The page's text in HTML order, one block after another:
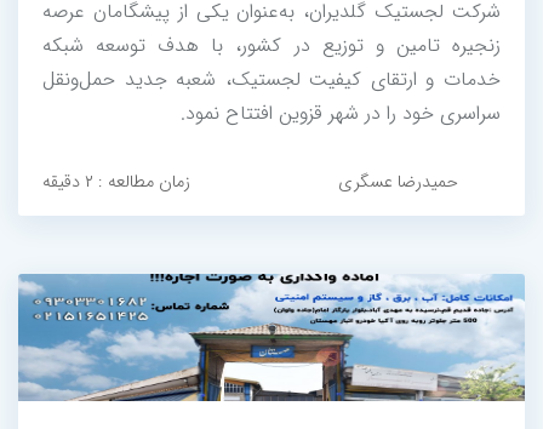
شرکت لجستیک گلدیران، به‌عنوان یکی از پیشگامان عرصه
زنجیره تامین و توزیع در کشور، با هدف توسعه شبکه
خدمات و ارتقای کیفیت لجستیک، شعبه جدید حمل‌ونقل
سراسری خود را در شهر قزوین افتتاح نمود.
حمیدرضا عسگری زمان مطالعه : ۲ دقیقه